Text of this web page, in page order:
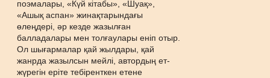
поэмалары, «Күй кітабы», «Шуақ»,
«Ашық аспан» жинақтарындағы
өлеңдері, əр кезде жазылған
балладалары мен толғаулары еніп отыр.
Ол шығармалар қай жылдары, қай
жанрда жазылсын мейлі, автордың ет-
жүрегін еріте тебіренткен етене